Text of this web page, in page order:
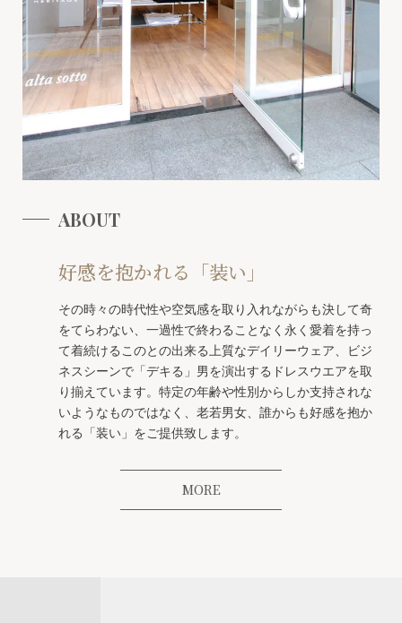
ABOUT
好感を抱かれる「装い」
その時々の時代性や空気感を取り入れながらも決して奇
をてらわない、一過性で終わることなく永く愛着を持っ
て着続けるこのとの出来る上質なデイリーウェア、ビジ
ネスシーンで「デキる」男を演出するドレスウエアを取
り揃えています。特定の年齢や性別からしか支持されな
いようなものではなく、老若男女、誰からも好感を抱か
れる「装い」をご提供致します。
MORE